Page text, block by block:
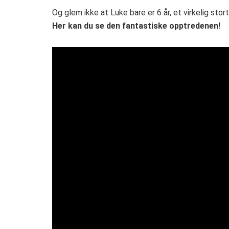
Og glem ikke at Luke bare er 6 år, et virkelig
Her kan du se den fantastiske opptredenen!